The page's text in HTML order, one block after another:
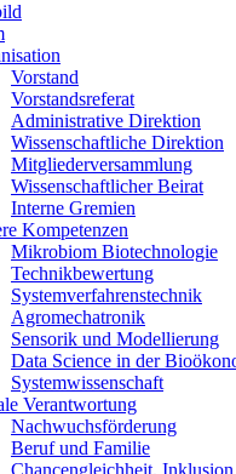
Vorstand
Vorstandsreferat
Administrative Direktion
Wissenschaftliche Direktion
Mitgliederversammlung
Wissenschaftlicher Beirat
Interne Gremien
Kompetenzen
Mikrobiom Biotechnologie
Technikbewertung
Systemverfahrenstechnik
Agromechatronik
Sensorik und Modellierung
Data Science in der
Systemwissenschaft
Verantwortung
Nachwuchsförderung
Beruf und Familie
Chancengleichheit,